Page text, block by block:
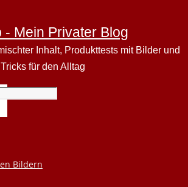
- Mein Privater Blog
Inhalt, Produkttests mit Bilder und
für den Alltag
Bildern